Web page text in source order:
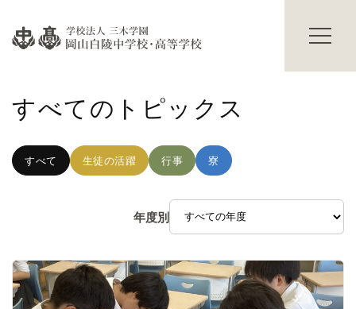
合格体験記
学校生活
修学旅行だより
献立表
寮生の声
その他
保護者の方へ
お知らせ
入試情報
Topics
すべてのトピックス
すべて 生徒の活躍 行事 寮
年度別